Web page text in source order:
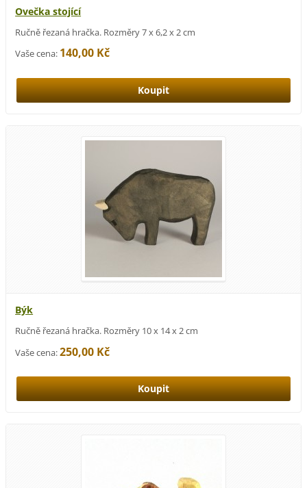
Ovečka stojící
Ručně řezaná hračka. Rozměry 7 x 6,2 x 2 cm
Vaše cena: 140,00 Kč
Býk
Ručně řezaná hračka. Rozměry 10 x 14 x 2 cm
Vaše cena:250,00 Kč